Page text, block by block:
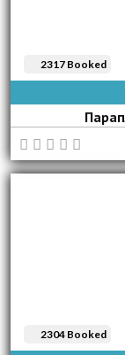
2317 Booked
2304 Booked